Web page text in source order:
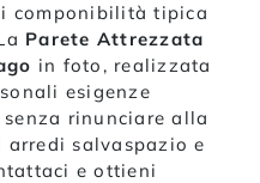
componibilità tipica
Parete Attrezzata
in foto, realizzata
esigenze
rinunciare alla
arredi salvaspazio e
e ottieni